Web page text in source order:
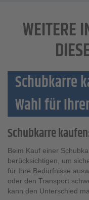
WEITERE
Schubkarre
Wahl für
Schubkarre
Beim Kauf einer
berücksichtigen, um
für Ihre Bedürfnisse
oder den Transport
kann den Unterschied